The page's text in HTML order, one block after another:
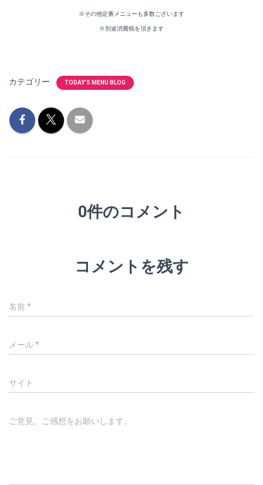
※その他定番メニューも多数ございます
※別途消費税を頂きます
カテゴリー: TODAY'S MENU BLOG
0件のコメント
コメントを残す
名前*
メール*
サイト
ご意見、ご感想をお願いします。